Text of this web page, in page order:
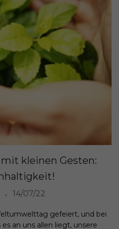
kleinen Gesten:
14/07/22
gefeiert, und bei
an uns allen liegt, unsere